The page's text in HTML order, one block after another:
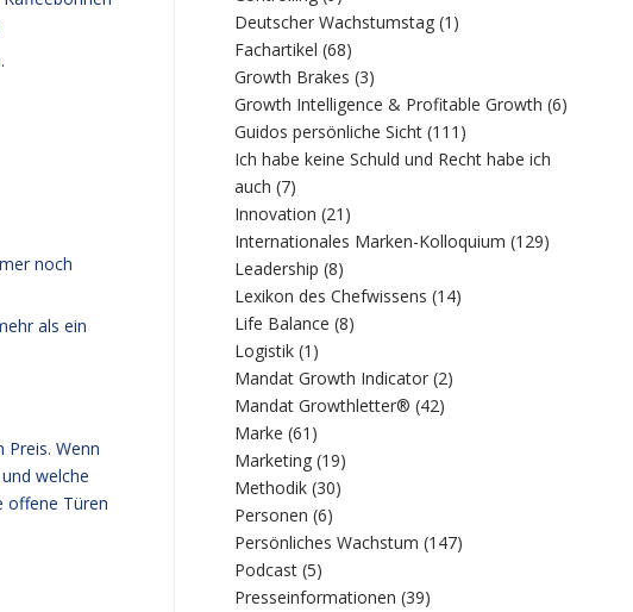
noch
als ein
Wenn
welche
offene Türen
Deutscher Wachstumstag (1)
Fachartikel (68)
Growth Brakes (3)
Growth Intelligence & Profitable Growth (6)
Guidos persönliche Sicht (111)
Ich habe keine Schuld und Recht habe ich
auch (7)
Innovation (21)
Internationales Marken-Kolloquium (129)
Leadership (8)
Lexikon des Chefwissens (14)
Life Balance (8)
Logistik (1)
Mandat Growth Indicator (2)
Mandat Growthletter® (42)
Marke (61)
Marketing (19)
Methodik (30)
Personen (6)
Persönliches Wachstum (147)
Podcast (5)
Presseinformationen (39)